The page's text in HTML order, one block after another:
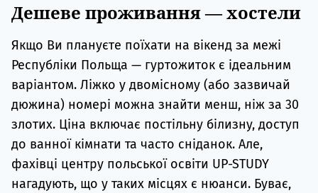
Дешеве проживання — хостели
Якщо Ви плануєте поїхати на вікенд за межі
Республіки Польща — гуртожиток є ідеальним
варіантом. Ліжко у двомісному (або зазвичай
дюжина) номері можна знайти менш, ніж за 30
злотих. Ціна включає постільну білизну, доступ
до ванної кімнати та часто сніданок. Але,
фахівці центру польської освіти UP-STUDY
нагадують, що у таких місцях є нюанси. Буває,